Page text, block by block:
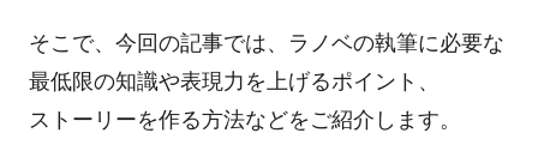
そこで、今回の記事では、ラノベの執筆に必要な
最低限の知識や表現力を上げるポイント、
ストーリーを作る方法などをご紹介します。